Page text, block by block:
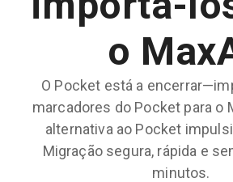
o
O Pocket está a
marcadores do Pocket para o
alternativa ao Pocket
Migração segura, rápida e
minutos.